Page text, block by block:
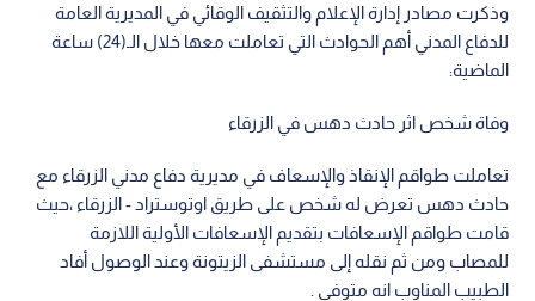
وذكرت مصادر إدارة الإعلام والتثقيف الوقائي في المديرية العامة
للدفاع المدني أهم الحوادث التي تعاملت معها خلال الـ(24) ساعة
الماضية:
وفاة شخص اثر حادث دهس في الزرقاء
تعاملت طواقم الإنقاذ والإسعاف في مديرية دفاع مدني الزرقاء مع
حادث دهس تعرض له شخص على طريق اوتوستراد - الزرقاء ،حيث
قامت طواقم الإسعافات بتقديم الإسعافات الأولية اللازمة
للمصاب ومن ثم نقله إلى مستشفى الزيتونة وعند الوصول أفاد
الطبيب المناوب انه متوفى .